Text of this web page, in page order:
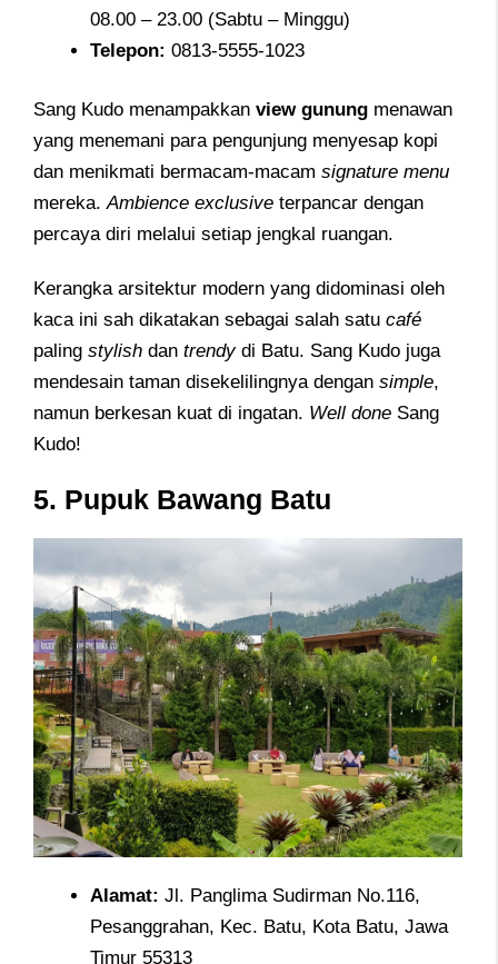
08.00 – 23.00 (Sabtu – Minggu)
Telepon: 0813-5555-1023
Sang Kudo menampakkan view gunung menawan
yang menemani para pengunjung menyesap kopi
dan menikmati bermacam-macam signature menu
mereka.Ambience exclusive terpancar dengan
percaya diri melalui setiap jengkal ruangan.
Kerangka arsitektur modern yang didominasi oleh
kaca ini sah dikatakan sebagai salah satu café
paling stylish dan trendydi Batu. Sang Kudo juga
mendesain taman disekelilingnya dengan simple,
namun berkesan kuat di ingatan. Well done Sang
Kudo!
5. Pupuk Bawang Batu
Alamat: Jl. Panglima Sudirman No.116,
Pesanggrahan, Kec. Batu, Kota Batu, Jawa
Timur 55313